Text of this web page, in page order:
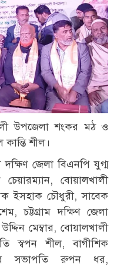
উপজেলা শংকর মঠ ও
শীল।
দক্ষিণ জেলা বিএনপি যুগ্ম
বোয়ালখালী
ইসহাক চৌধুরী, সাবেক
চট্টগ্রাম দক্ষিণ জেলা
মেম্বার, বোয়ালখালী
স্বপন শীল, বাগীশিক
সভাপতি রুপন ধর,